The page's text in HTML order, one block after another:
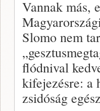
Vannak más,
Slomo nem
flódnival
kifejezésre: a
zsidóság